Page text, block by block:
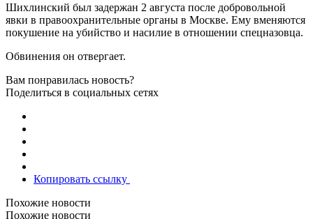
Шихлинский был задержан 2 августа после добровольной
явки в правоохранительные органы в Москве. Ему вменяются
покушение на убийство и насилие в отношении спецназовца.
Обвинения он отвергает.
Вам понравилась новость?
Поделиться в социальных сетях
Копировать ссылку
Похожие новости
Похожие новости